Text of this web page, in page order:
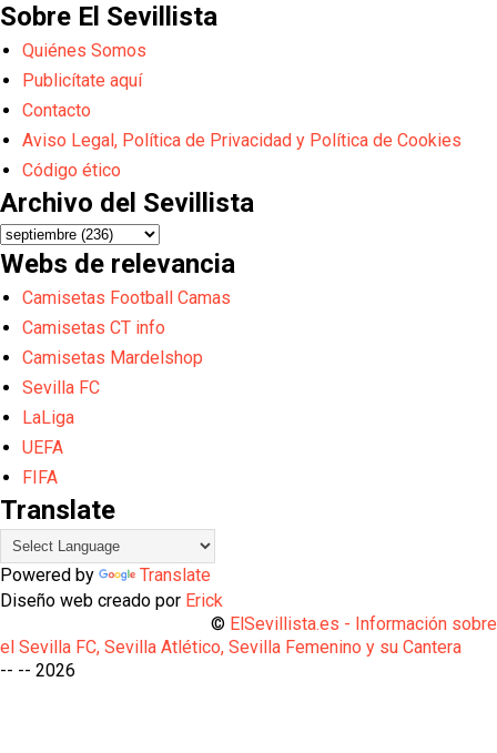
Sobre El Sevillista
Quiénes Somos
Publicítate aquí
Contacto
Aviso Legal, Política de Privacidad y Política de Cookies
Código ético
Archivo del Sevillista
Webs de relevancia
Camisetas Football Camas
Camisetas CT info
Camisetas Mardelshop
Sevilla FC
LaLiga
UEFA
FIFA
Translate
Powered by
Translate
Diseño web creado por Erick
© ElSevillista.es - Información sobre
el Sevilla FC, Sevilla Atlético, Sevilla Femenino y su Cantera
-- -- 2026